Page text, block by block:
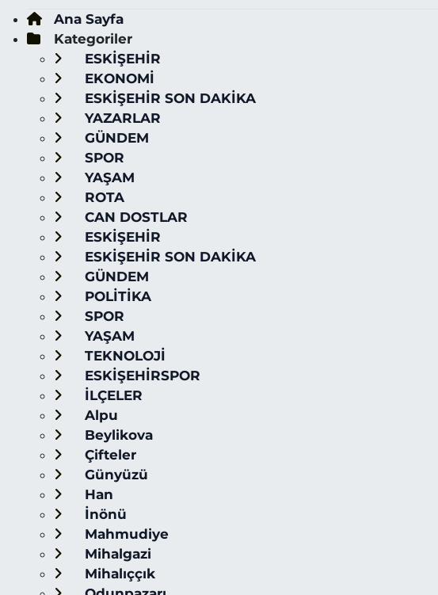
Ana Sayfa
Kategoriler
ESKİŞEHİR
EKONOMİ
ESKİŞEHİR SON DAKİKA
YAZARLAR
GÜNDEM
SPOR
YAŞAM
ROTA
CAN DOSTLAR
ESKİŞEHİR
ESKİŞEHİR SON DAKİKA
GÜNDEM
POLİTİKA
SPOR
YAŞAM
TEKNOLOJİ
ESKİŞEHİRSPOR
İLÇELER
Alpu
Beylikova
Çifteler
Günyüzü
Han
İnönü
Mahmudiye
Mihalgazi
Mihalıççık